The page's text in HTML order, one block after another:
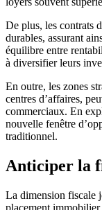
De plus, les contrats
durables, assurant
équilibre entre
à diversifier leurs
En outre, les zones
centres d’affaires,
commerciaux. En
nouvelle fenêtre
traditionnel.
Anticiper la
La dimension fiscale
placement